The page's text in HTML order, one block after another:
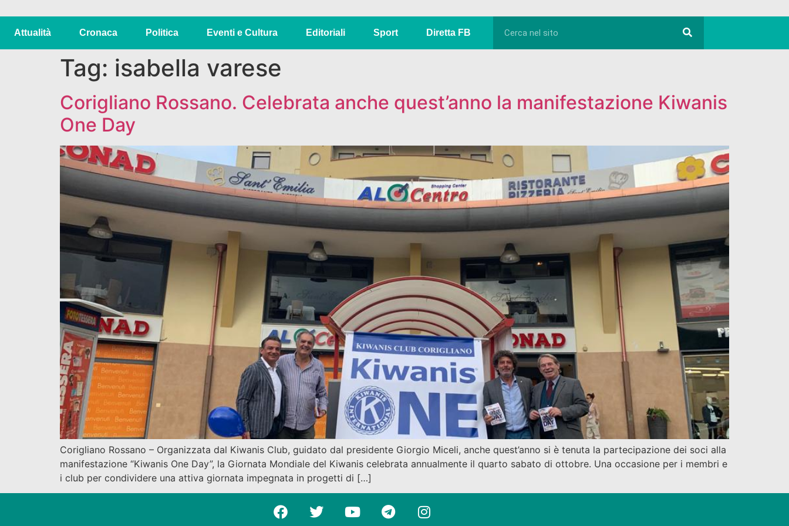
Attualità Cronaca Politica Eventi e Cultura Editoriali Sport Diretta FB
Tag: isabella varese
Corigliano Rossano. Celebrata anche quest’anno la manifestazione Kiwanis
One Day
Corigliano Rossano – Organizzata dal Kiwanis Club, guidato dal presidente Giorgio Miceli, anche quest’anno si è tenuta la partecipazione dei soci alla
manifestazione “Kiwanis One Day”, la Giornata Mondiale del Kiwanis celebrata annualmente il quarto sabato di ottobre. Una occasione per i membri e
i club per condividere una attiva giornata impegnata in progetti di […]